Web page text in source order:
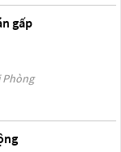
gấp
Phòng